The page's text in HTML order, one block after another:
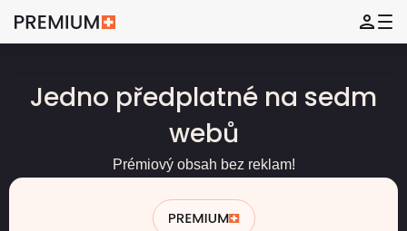
Jedno předplatné na sedm
webů
Prémiový obsah bez reklam!